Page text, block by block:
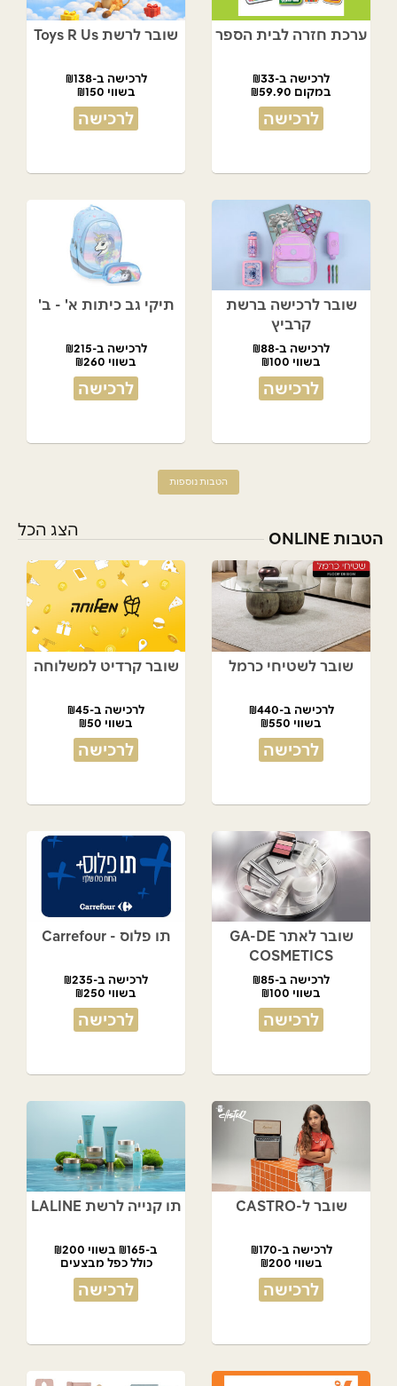
ערכת חזרה לבית הספר
לרכישה ב-₪33
במקום ₪59.90
לרכישה
שובר לרשת Toys R Us
לרכישה ב-₪138
בשווי ₪150
לרכישה
שובר לרכישה ברשת
קרביץ
לרכישה ב-₪88
בשווי ₪100
לרכישה
תיקי גב כיתות א' - ב'
לרכישה ב-₪215
בשווי ₪260
לרכישה
הטבות נוספות
הטבות ONLINE הצג הכל
שובר לשטיחי כרמל
לרכישה ב-₪440
בשווי ₪550
לרכישה
שובר קרדיט למשלוחה
לרכישה ב-₪45
בשווי ₪50
לרכישה
שובר לאתר GA-DE
COSMETICS
לרכישה ב-₪85
בשווי ₪100
לרכישה
תו פלוס - Carrefour
לרכישה ב-₪235
בשווי ₪250
לרכישה
שובר ל-CASTRO
לרכישה ב-₪170
בשווי ₪200
לרכישה
תו קנייה לרשת LALINE
ב-₪165 בשווי ₪200
כולל כפל מבצעים
לרכישה